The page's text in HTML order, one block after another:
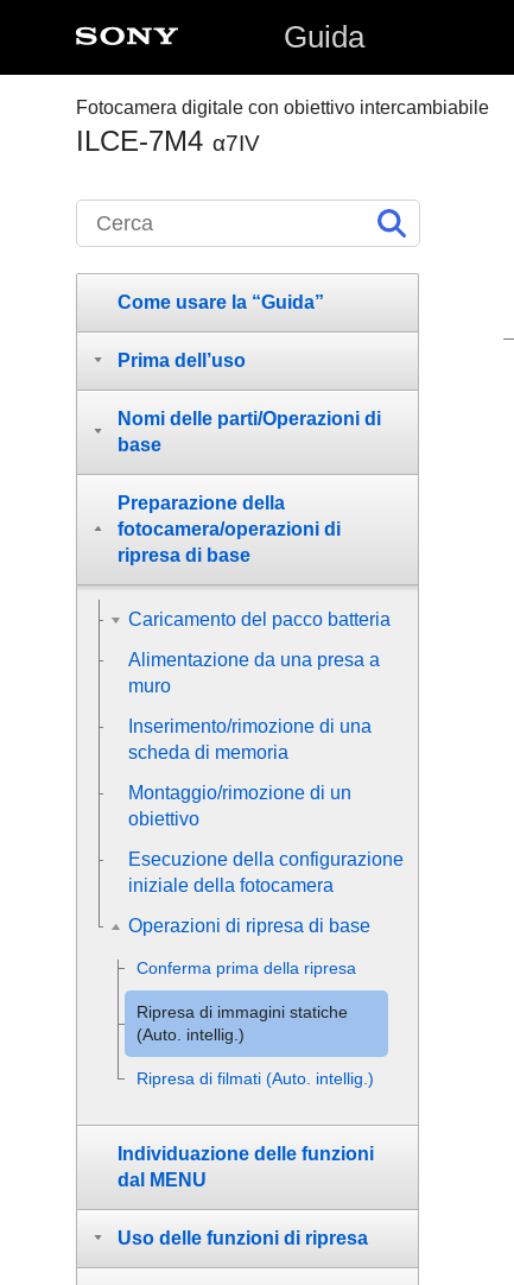
Guida
Fotocamera digitale con obiettivo intercambiabile
ILCE-7M4 α7IV
Come usare la “Guida”
Prima dell’uso
Nomi delle parti/Operazioni di
base
Preparazione della
fotocamera/operazioni di
ripresa di base
Caricamento del pacco batteria
Alimentazione da una presa a
muro
Inserimento/rimozione di una
scheda di memoria
Montaggio/rimozione di un
obiettivo
Esecuzione della configurazione
iniziale della fotocamera
Operazioni di ripresa di base
Conferma prima della ripresa
Ripresa di immagini statiche
(Auto. intellig. )
Ripresa di filmati (Auto. intellig. )
Individuazione delle funzioni
dal MENU
Uso delle funzioni di ripresa